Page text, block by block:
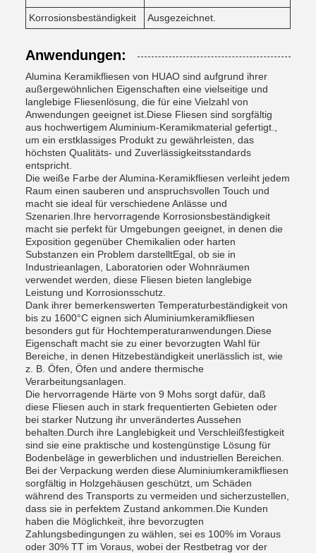
Korrosionsbeständigkeit
Ausgezeichnet.
Anwendungen:
Alumina Keramikfliesen von HUAO sind aufgrund ihrer
außergewöhnlichen Eigenschaften eine vielseitige und
langlebige Fliesenlösung, die für eine Vielzahl von
Anwendungen geeignet ist.Diese Fliesen sind sorgfältig
aus hochwertigem Aluminium-Keramikmaterial gefertigt.,
um ein erstklassiges Produkt zu gewährleisten, das
höchsten Qualitäts- und Zuverlässigkeitsstandards
entspricht.
Die weiße Farbe der Alumina-Keramikfliesen verleiht jedem
Raum einen sauberen und anspruchsvollen Touch und
macht sie ideal für verschiedene Anlässe und
Szenarien.Ihre hervorragende Korrosionsbeständigkeit
macht sie perfekt für Umgebungen geeignet, in denen die
Exposition gegenüber Chemikalien oder harten
Substanzen ein Problem darstelltEgal, ob sie in
Industrieanlagen, Laboratorien oder Wohnräumen
verwendet werden, diese Fliesen bieten langlebige
Leistung und Korrosionsschutz.
Dank ihrer bemerkenswerten Temperaturbeständigkeit von
bis zu 1600°C eignen sich Aluminiumkeramikfliesen
besonders gut für Hochtemperaturanwendungen.Diese
Eigenschaft macht sie zu einer bevorzugten Wahl für
Bereiche, in denen Hitzebeständigkeit unerlässlich ist, wie
z. B. Öfen, Öfen und andere thermische
Verarbeitungsanlagen.
Die hervorragende Härte von 9 Mohs sorgt dafür, daß
diese Fliesen auch in stark frequentierten Gebieten oder
bei starker Nutzung ihr unverändertes Aussehen
behalten.Durch ihre Langlebigkeit und Verschleißfestigkeit
sind sie eine praktische und kostengünstige Lösung für
Bodenbeläge in gewerblichen und industriellen Bereichen.
Bei der Verpackung werden diese Aluminiumkeramikfliesen
sorgfältig in Holzgehäusen geschützt, um Schäden
während des Transports zu vermeiden und sicherzustellen,
dass sie in perfektem Zustand ankommen.Die Kunden
haben die Möglichkeit, ihre bevorzugten
Zahlungsbedingungen zu wählen, sei es 100% im Voraus
oder 30% TT im Voraus, wobei der Restbetrag vor der